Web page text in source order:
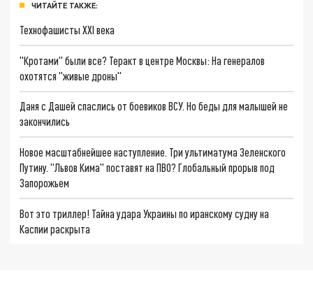
ЧИТАЙТЕ ТАКЖЕ:
Технофашисты XXI века
"Кротами" были все? Теракт в центре Москвы: На генералов
охотятся "живые дроны"
Даня с Дашей спаслись от боевиков ВСУ. Но беды для малышей не
закончились
Новое масштабнейшее наступление. Три ультиматума Зеленского
Путину. "Львов Кима" поставят на ПВО? Глобальный прорыв под
Запорожьем
Вот это триллер! Тайна удара Украины по иранскому судну на
Каспии раскрыта